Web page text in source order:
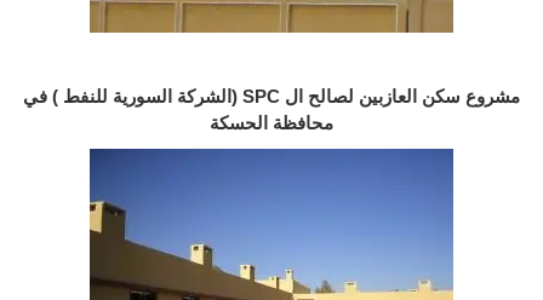
مشروع سكن العازبين لصالح ال SPC (الشركة السورية للنفط ) في
محافظة الحسكة